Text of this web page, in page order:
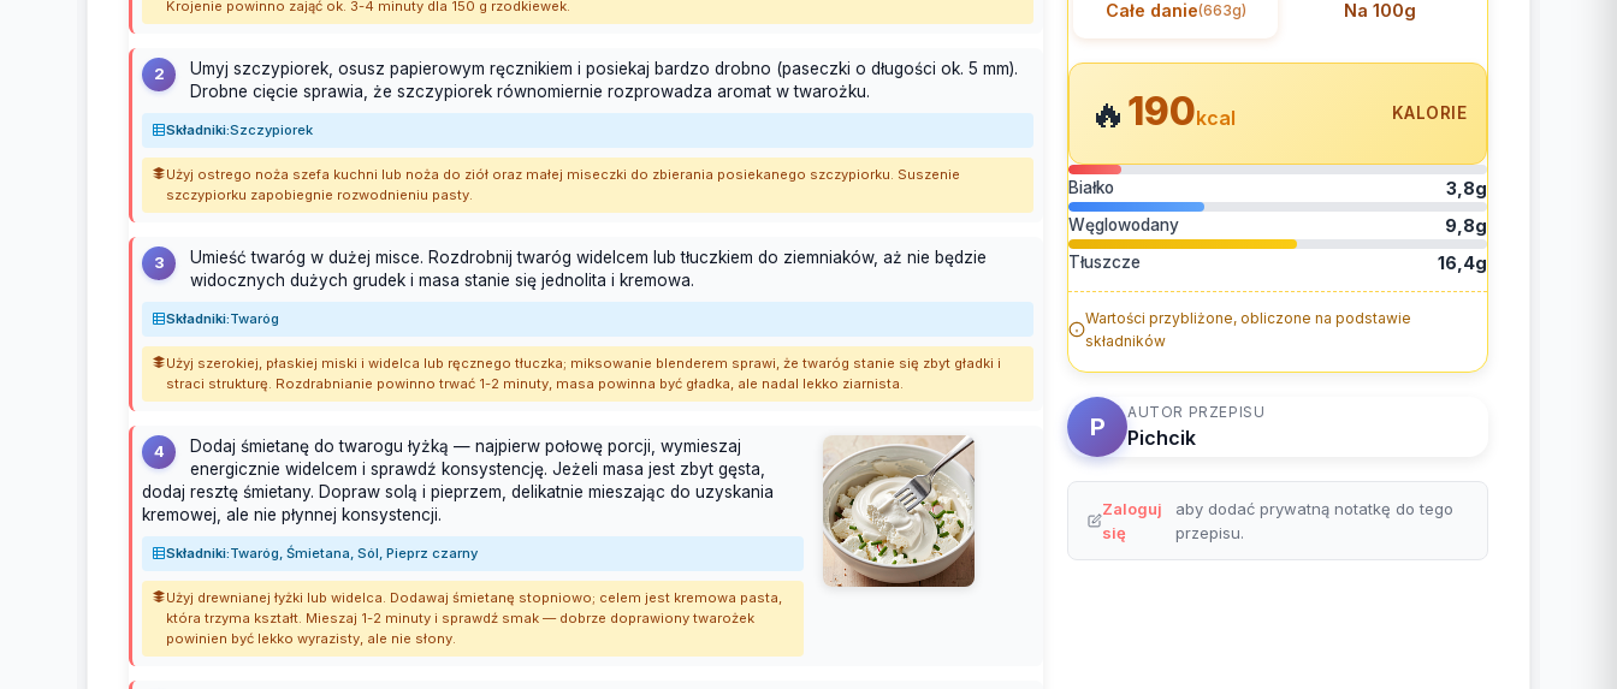
Krojenie powinno zająć ok. 3-4 minuty dla 150 g rzodkiewek.
2
Umyj szczypiorek, osusz papierowym ręcznikiem i posiekaj bardzo drobno (paseczki o długości ok. 5 mm).
Drobne cięcie sprawia, że szczypiorek równomiernie rozprowadza aromat w twarożku.
Składniki:Szczypiorek
Użyj ostrego noża szefa kuchni lub noża do ziół oraz małej miseczki do zbierania posiekanego szczypiorku. Suszenie
szczypiorku zapobiegnie rozwodnieniu pasty.
3
Umieść twaróg w dużej misce. Rozdrobnij twaróg widelcem lub tłuczkiem do ziemniaków, aż nie będzie
widocznych dużych grudek i masa stanie się jednolita i kremowa.
Składniki:Twaróg
Użyj szerokiej, płaskiej miski i widelca lub ręcznego tłuczka; miksowanie blenderem sprawi, że twaróg stanie się zbyt gładki i
straci strukturę. Rozdrabnianie powinno trwać 1-2 minuty, masa powinna być gładka, ale nadal lekko ziarnista.
4
Dodaj śmietanę do twarogu łyżką — najpierw połowę porcji, wymieszaj
energicznie widelcem i sprawdź konsystencję. Jeżeli masa jest zbyt gęsta,
dodaj resztę śmietany. Dopraw solą i pieprzem, delikatnie mieszając do uzyskania
kremowej, ale nie płynnej konsystencji.
Składniki:Twaróg, Śmietana, Sól, Pieprz czarny
Użyj drewnianej łyżki lub widelca. Dodawaj śmietanę stopniowo; celem jest kremowa pasta,
która trzyma kształt. Mieszaj 1-2 minuty i sprawdź smak — dobrze doprawiony twarożek
powinien być lekko wyrazisty, ale nie słony.
Całe danie(663g) Na 100g
🔥190kcal KALORIE
Białko 3,8g
Węglowodany 9,8g
Tłuszcze 16,4g
Wartości przybliżone, obliczone na podstawie
składników
P
AUTOR PRZEPISU
Pichcik
Zaloguj
się
aby dodać prywatną notatkę do tego
przepisu.